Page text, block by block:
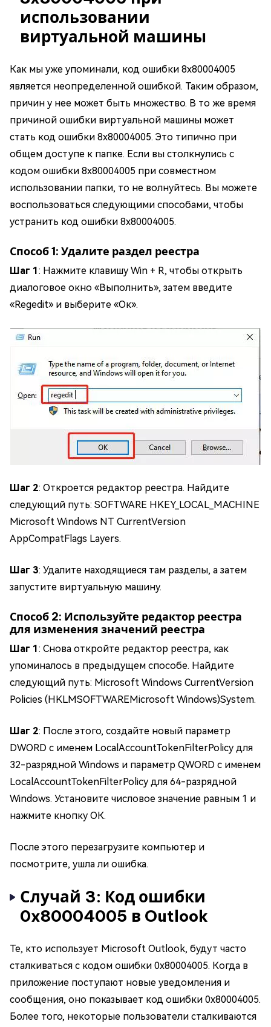
использовании
виртуальной машины
Как мы уже упоминали, код ошибки 8x80004005
является неопределенной ошибкой. Таким образом,
причин у нее может быть множество. В то же время
причиной ошибки виртуальной машины может
стать код ошибки 8x80004005. Это типично при
общем доступе к папке. Если вы столкнулись с
кодом ошибки 8x80004005 при совместном
использовании папки, то не волнуйтесь. Вы можете
воспользоваться следующими способами, чтобы
устранить код ошибки 8x80004005.
Способ 1: Удалите раздел реестра
Шаг 1 : Нажмите клавишу Win + R, чтобы открыть
диалоговое окно «Выполнить», затем введите
«Regedit» и выберите «Ок».
Шаг 2: Откроется редактор реестра. Найдите
следующий путь: SOFTWARE HKEY_LOCAL_MACHINE
Microsoft Windows NT CurrentVersion
AppCompatFlags Layers.
Шаг 3: Удалите находящиеся там разделы, а затем
запустите виртуальную машину.
Способ 2: Используйте редактор реестра
для изменения значений реестра
Шаг 1 : Снова откройте редактор реестра, как
упоминалось в предыдущем способе. Найдите
следующий путь: Microsoft Windows CurrentVersion
Policies (HKLMSOFTWAREMicrosoft Windows)System.
Шаг 2: После этого, создайте новый параметр
DWORD с именем LocalAccountTokenFilterPolicy для
32-разрядной Windows и параметр QWORD с именем
LocalAccountTokenFilterPolicy для 64-разрядной
Windows. Установите числовое значение равным 1 и
нажмите кнопку ОК.
После этого перезагрузите компьютер и
посмотрите, ушла ли ошибка.
Случай 3: Код ошибки
0x80004005 в Outlook
Те, кто использует Microsoft Outlook, будут часто
сталкиваться с кодом ошибки 0x80004005. Когда в
приложение поступают новые уведомления и
сообщения, оно показывает код ошибки 0x80004005.
Более того, некоторые пользователи сталкиваются